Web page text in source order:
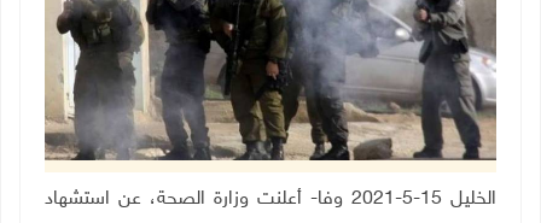
الخليل 15-5-2021 وفا- أعلنت وزارة الصحة، عن استشهاد